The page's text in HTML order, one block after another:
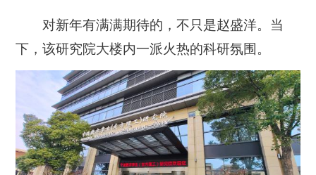
对新年有满满期待的，不只是赵盛洋。当
下，该研究院大楼内一派火热的科研氛围。